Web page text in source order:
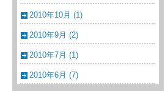
2010年10月 (1)
2010年9月 (2)
2010年7月 (1)
2010年6月 (7)